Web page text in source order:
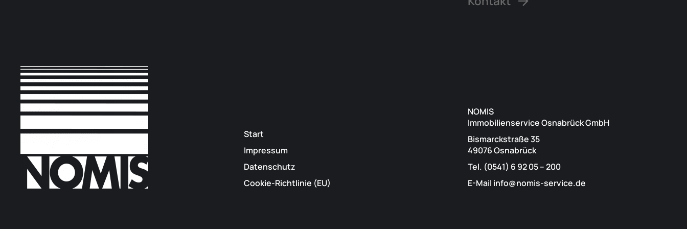
Start
Impressum
Datenschutz
Cookie-Richtlinie (EU)
NOMIS
Immobilienservice Osnabrück GmbH
Bismarckstraße 35
49076 Osnabrück
Tel. (0541) 6 92 05 – 200
E-Mail info@nomis-service.de